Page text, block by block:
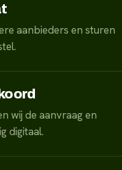
aanbieders en sturen
wij de aanvraag en
digitaal.